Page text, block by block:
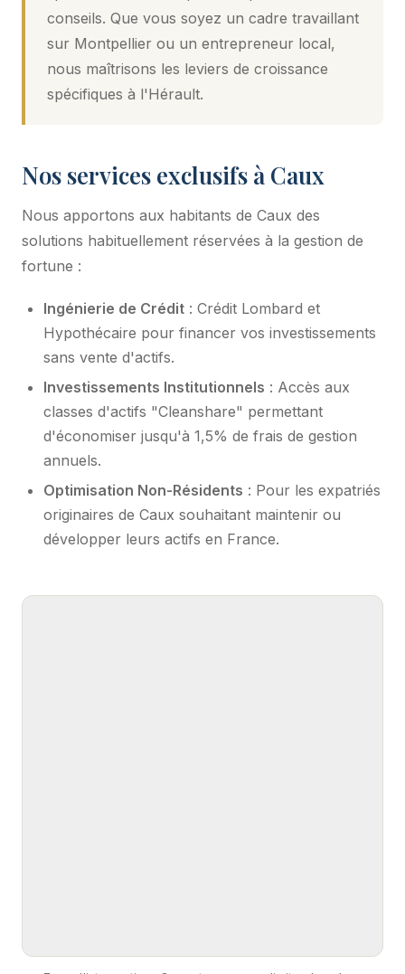
conseils. Que vous soyez un cadre travaillant
sur Montpellier ou un entrepreneur local,
nous maîtrisons les leviers de croissance
spécifiques à l'Hérault.
Nos services exclusifs à Caux
Nous apportons aux habitants de Caux des
solutions habituellement réservées à la gestion de
fortune :
Ingénierie de Crédit : Crédit Lombard et
Hypothécaire pour financer vos investissements
sans vente d'actifs.
Investissements Institutionnels : Accès aux
classes d'actifs "Cleanshare" permettant
d'économiser jusqu'à 1,5% de frais de gestion
annuels.
Optimisation Non-Résidents : Pour les expatriés
originaires de Caux souhaitant maintenir ou
développer leurs actifs en France.